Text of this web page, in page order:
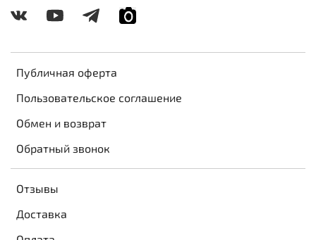
Публичная оферта
Пользовательское соглашение
Обмен и возврат
Обратный звонок
Отзывы
Доставка